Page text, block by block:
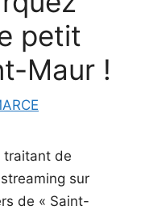
petit
Maur !
traitant de
sur
de « Saint-